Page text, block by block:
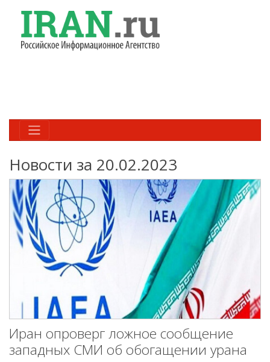
Новости за 20.02.2023
Иран опроверг ложное сообщение
западных СМИ об обогащении урана